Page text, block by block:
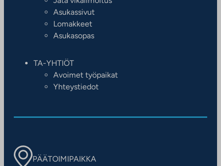
Asukassivut
Lomakkeet
Asukasopas
TA-YHTIÖT
Avoimet työpaikat
Yhteystiedot
PÄÄTOIMIPAIKKA